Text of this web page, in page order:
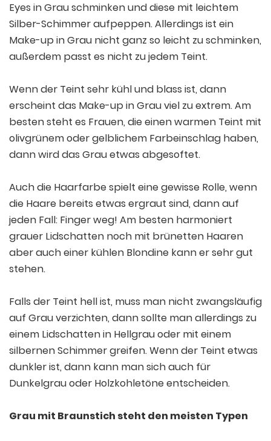
Eyes in Grau schminken und diese mit leichtem
Silber-Schimmer aufpeppen. Allerdings ist ein
Make-up in Grau nicht ganz so leicht zu schminken,
außerdem passt es nicht zu jedem Teint.
Wenn der Teint sehr kühl und blass ist, dann
erscheint das Make-up in Grau viel zu extrem. Am
besten steht es Frauen, die einen warmen Teint mit
olivgrünem oder gelblichem Farbeinschlag haben,
dann wird das Grau etwas abgesoftet.
Auch die Haarfarbe spielt eine gewisse Rolle, wenn
die Haare bereits etwas ergraut sind, dann auf
jeden Fall: Finger weg! Am besten harmoniert
grauer Lidschatten noch mit brünetten Haaren
aber auch einer kühlen Blondine kann er sehr gut
stehen.
Falls der Teint hell ist, muss man nicht zwangsläufig
auf Grau verzichten, dann sollte man allerdings zu
einem Lidschatten in Hellgrau oder mit einem
silbernen Schimmer greifen. Wenn der Teint etwas
dunkler ist, dann kann man sich auch für
Dunkelgrau oder Holzkohletöne entscheiden.
Grau mit Braunstich steht den meisten Typen